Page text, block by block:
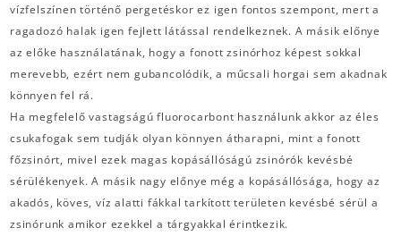
vízfelszínen történő pergetéskor ez igen fontos szempont, mert a
ragadozó halak igen fejlett látással rendelkeznek. A másik előnye
az előke használatának, hogy a fonott zsinórhoz képest sokkal
merevebb, ezért nem gubancolódik, a műcsali horgai sem akadnak
könnyen fel rá.
Ha megfelelő vastagságú fluorocarbont használunk akkor az éles
csukafogak sem tudják olyan könnyen átharapni, mint a fonott
főzsinórt, mivel ezek magas kopásállóságú zsinórók kevésbé
sérülékenyek. A másik nagy előnye még a kopásállósága, hogy az
akadós, köves, víz alatti fákkal tarkított területen kevésbé sérül a
zsinórunk amikor ezekkel a tárgyakkal érintkezik.